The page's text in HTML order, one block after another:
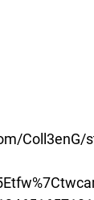
Coll3enG/